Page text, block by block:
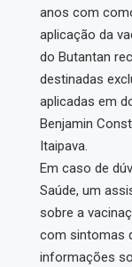
anos com
aplicação da
do Butantan
destinadas
aplicadas em
Benjamin
Itaipava.
Em caso de
Saúde, um
sobre a
com sintomas
informações